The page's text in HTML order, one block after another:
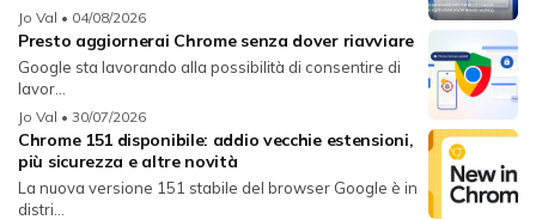
Jo Val • 04/08/2026
Presto aggiornerai Chrome senza dover riavviare
Google sta lavorando alla possibilità di consentire di
lavor...
Jo Val • 30/07/2026
Chrome 151 disponibile: addio vecchie estensioni,
più sicurezza e altre novità
La nuova versione 151 stabile del browser Google è in
distri...